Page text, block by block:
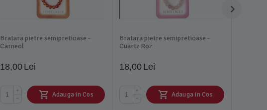
Bratara pietre semipretioase -
Carneol
18,00 Lei
+
−
Adauga in Cos
Bratara pietre semipretioase -
Cuartz Roz
18,00 Lei
+
−
Adauga in Cos